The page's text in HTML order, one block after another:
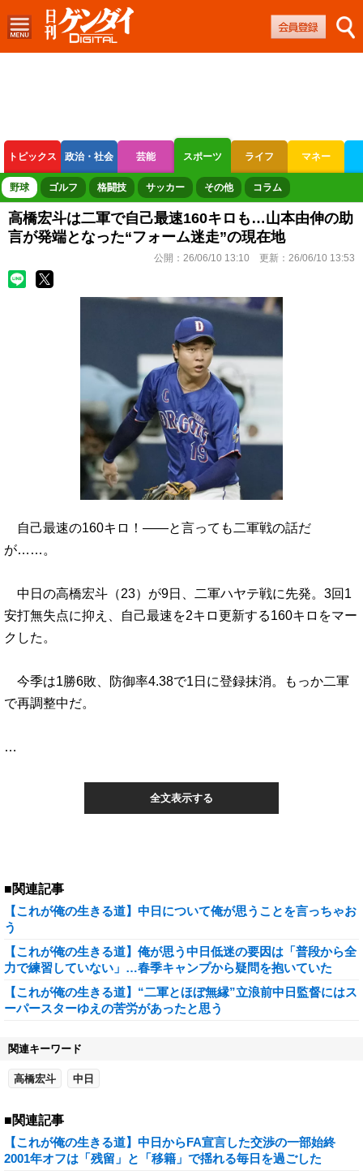
トピックス 政治・社会 芸能 スポーツ ライフ マネー
ボートレース 競輪 オートレース
野球 ゴルフ 格闘技 サッカー その他 コラム
高橋宏斗は二軍で自己最速160キロも…山本由伸の助
言が発端となった“フォーム迷走”の現在地
公開： 26/06/10 13:10 更新： 26/06/10 13:53
自己最速の160キロ！――と言っても二軍戦の話だ
が……。
中日の高橋宏斗（23）が9日、二軍ハヤテ戦に先発。3回1
安打無失点に抑え、自己最速を2キロ更新する160キロをマー
クした。
今季は1勝6敗、防御率4.38で1日に登録抹消。もっか二軍
で再調整中だ。
…
全文表示する
■関連記事
【これが俺の生きる道】中日について俺が思うことを言っちゃお
う
【これが俺の生きる道】俺が思う中日低迷の要因は「普段から全
力で練習していない」…春季キャンプから疑問を抱いていた
【これが俺の生きる道】“二軍とほぼ無縁”立浪前中日監督にはス
ーパースターゆえの苦労があったと思う
関連キーワード
高橋宏斗 中日
■関連記事
【これが俺の生きる道】中日からFA宣言した交渉の一部始終
2001年オフは「残留」と「移籍」で揺れる毎日を過ごした